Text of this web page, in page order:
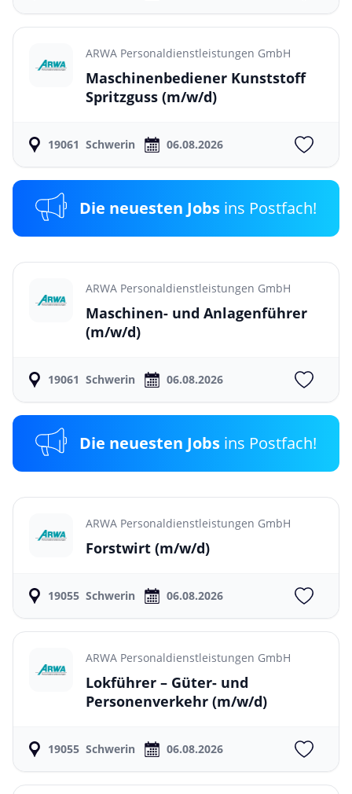
ARWA Personaldienstleistungen GmbH
Maschinenbediener Kunststoff
Spritzguss (m/w/d)
19061 Schwerin 06.08.2026
Die neuesten Jobs ins Postfach!
ARWA Personaldienstleistungen GmbH
Maschinen- und Anlagenführer
(m/w/d)
19061 Schwerin 06.08.2026
Die neuesten Jobs ins Postfach!
ARWA Personaldienstleistungen GmbH
Forstwirt (m/w/d)
19055 Schwerin 06.08.2026
ARWA Personaldienstleistungen GmbH
Lokführer – Güter- und
Personenverkehr (m/w/d)
19055 Schwerin 06.08.2026